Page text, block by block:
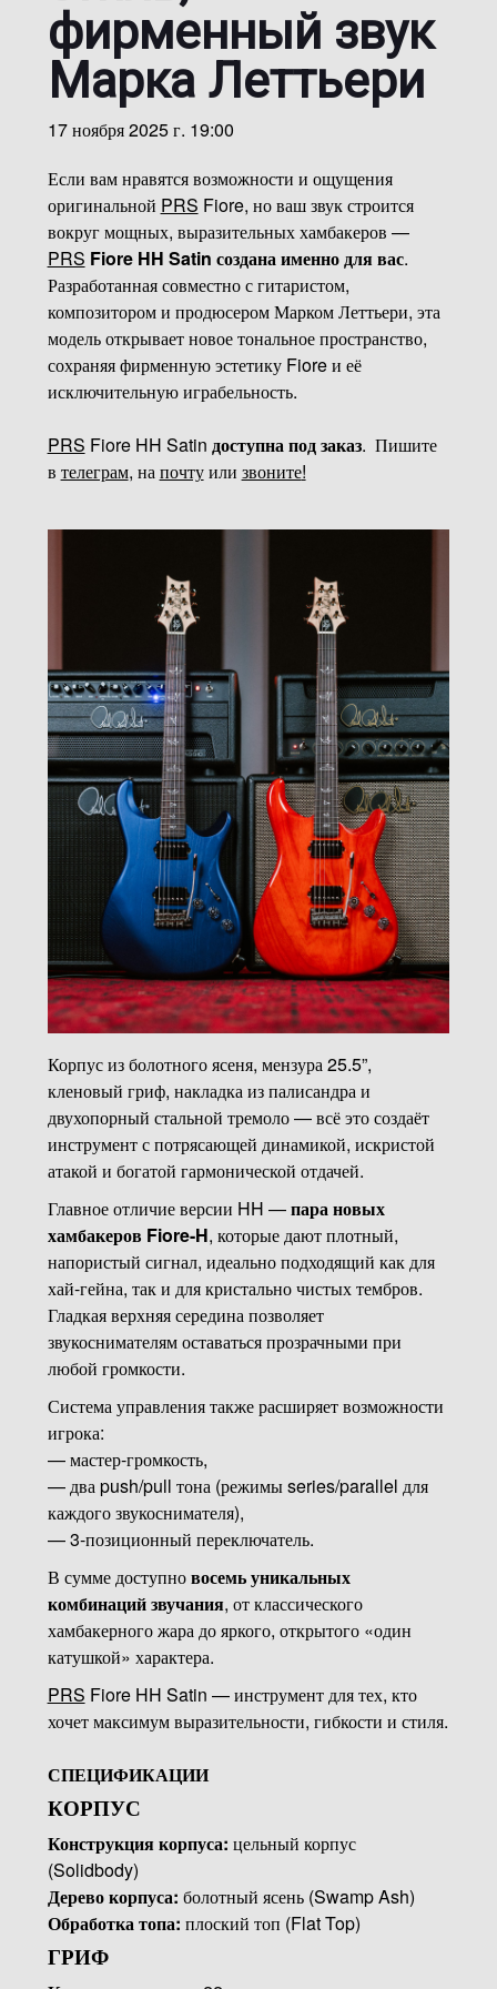
фирменный звук
Марка Леттьери
17 ноября 2025 г. 19:00
Если вам нравятся возможности и ощущения
оригинальной PRS Fiore, но ваш звук строится
вокруг мощных, выразительных хамбакеров —
PRS Fiore HH Satin создана именно для вас.
Разработанная совместно с гитаристом,
композитором и продюсером Марком Леттьери, эта
модель открывает новое тональное пространство,
сохраняя фирменную эстетику Fiore и её
исключительную играбельность.
PRS Fiore HH Satin доступна под заказ. Пишите
в телеграм, напочтуили звоните!
Корпус из болотного ясеня, мензура 25.5”,
кленовый гриф, накладка из палисандра и
двухопорный стальной тремоло — всё это создаёт
инструмент с потрясающей динамикой, искристой
атакой и богатой гармонической отдачей.
Главное отличие версии HH —пара новых
хамбакеров Fiore-H, которые дают плотный,
напористый сигнал, идеально подходящий как для
хай-гейна, так и для кристально чистых тембров.
Гладкая верхняя середина позволяет
звукоснимателям оставаться прозрачными при
любой громкости.
Система управления также расширяет возможности
игрока:
— мастер-громкость,
— два push/pull тона (режимы series/parallel для
каждого звукоснимателя),
— 3-позиционный переключатель.
В сумме доступновосемь уникальных
комбинаций звучания, от классического
хамбакерного жара до яркого, открытого «один
катушкой» характера.
PRS Fiore HH Satin — инструмент для тех, кто
хочет максимум выразительности, гибкости и стиля.
СПЕЦИФИКАЦИИ
КОРПУС
Конструкция корпуса: цельный корпус
(Solidbody)
Дерево корпуса: болотный ясень (Swamp Ash)
Обработка топа: плоский топ (Flat Top)
ГРИФ